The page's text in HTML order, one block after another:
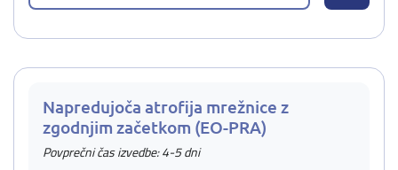
Napredujoča atrofija mrežnice z
zgodnjim začetkom (EO-PRA)
Povprečni čas izvedbe: 4-5 dni